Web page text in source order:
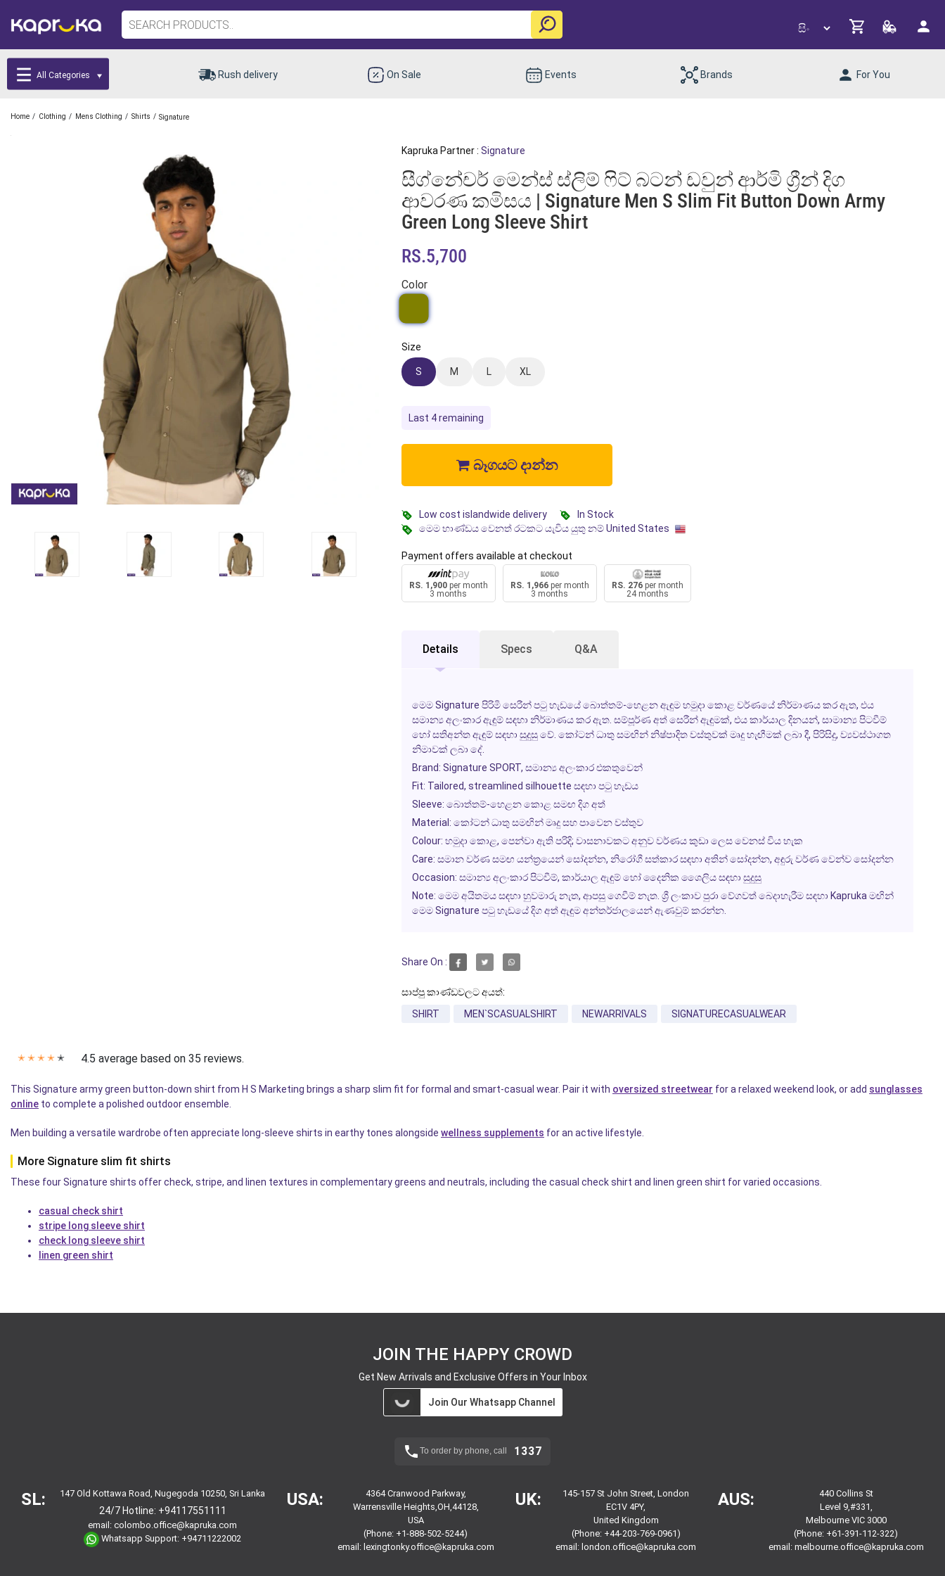
All Categories Rush delivery On Sale Events Brands For You
Home / Clothing / Mens Clothing / Shirts / Signature
Kapruka Partner : Signature
සීග්නේචර් මෙන්ස් ස්ලිම් ෆිට් බටන් ඩවුන් ආර්මි ග්‍රීන් දිග
ආවරණ කමිසය | Signature Men S Slim Fit Button Down Army
Green Long Sleeve Shirt
RS.5,700
Color
Size
S M L XL
Last 4 remaining
බෑගයට දාන්න
Low cost islandwide delivery
In Stock
මෙම භාණ්ඩය වෙනත් රටකට යැවිය යුතු නම් United States
Payment offers available at checkout
RS. 1,900per month
3 months
RS. 1,966per month
3 months
RS. 276per month
24 months
Details Specs Q&A
මෙමSignature පිරිමි සෙරීන් පටු හැඩයේ බොත්තම්-හෙළන ඇඳුම හමුදා කොළ වර්ණයේ නිර්මාණය කර ඇත, එය
සමාන්‍ය අලංකාර ඇඳුම් සඳහා නිර්මාණය කර ඇත. සම්පූර්ණ අත් සෙරීන් ඇඳුමක්, එය කාර්යාල දිනයන්, සාමාන්‍ය පිටවීම්
හෝ සතිඅන්ත ඇඳුම් සඳහා සුදුසු වේ. කෝටන් ධාතු සමඟින් නිෂ්පාදිත වස්තුවක් මෘදු හැඟීමක් ලබා දී, පිරිසිදු, ව්‍යවස්ථාගත
නිමාවක් ලබා දේ.
Brand: Signature SPORT, සමාන්‍ය අලංකාර එකතුවෙන්
Fit: Tailored, streamlined silhouette සඳහා පටු හැඩය
Sleeve: බොත්තම්-හෙළන කොළ සමඟ දිග අත්
Material: කෝටන් ධාතු සමඟින් මෘදු සහ පාවෙන වස්තුව
Colour: හමුදා කොළ, පෙන්වා ඇති පරිදි; වාසනාවකට අනුව වර්ණය කුඩා ලෙස වෙනස් විය හැක
Care: සමාන වර්ණ සමඟ යන්ත්‍රයෙන් සෝදන්න, නිරෝගී සත්කාර සඳහා අතින් සෝදන්න, අඳුරු වර්ණ වෙන්ව සෝදන්න
Occasion: සමාන්‍ය අලංකාර පිටවීම්, කාර්යාල ඇඳුම් හෝ දෛනික ශෛලිය සඳහා සුදුසු
Note: මෙම අයිතමය සඳහා හුවමාරු නැත, ආපසු ගෙවීම් නැත. ශ්‍රී ලංකාව පුරා වේගවත් බෙදාහැරීම සඳහා Kapruka මඟින්
මෙමSignature පටු හැඩයේ දිග අත් ඇඳුම අන්තර්ජාලයෙන් ඇණවුම් කරන්න.
Share On :
සාප්පු කාණ්ඩවලට අයත්:
SHIRT
MEN`SCASUALSHIRT NEWARRIVALS SIGNATURECASUALWEAR
✭ ✭ ✭ ✭ ✭ 4.5 average based on 35 reviews.
This Signature army green button-down shirt from H S Marketing brings a sharp slim fit for formal and smart-casual wear. Pair it with oversized streetwear for a relaxed weekend look, or add sunglasses
online to complete a polished outdoor ensemble.
Men building a versatile wardrobe often appreciate long-sleeve shirts in earthy tones alongside wellness supplements for an active lifestyle.
More Signature slim fit shirts
These four Signature shirts offer check, stripe, and linen textures in complementary greens and neutrals, including the casual check shirt and linen green shirt for varied occasions.
casual check shirt
stripe long sleeve shirt
check long sleeve shirt
linen green shirt
JOIN THE HAPPY CROWD
Get New Arrivals and Exclusive Offers in Your Inbox
Join Our Whatsapp Channel
To order by phone, call 1337
SL: 147 Old Kottawa Road, Nugegoda 10250, Sri Lanka
24/7 Hotline: +94117551111
email:colombo.office@kapruka.com
Whatsapp Support: +94711222002
USA:
4364 Cranwood Parkway,
Warrensville Heights,OH,44128,
USA
(Phone: +1-888-502-5244)
email: lexingtonky.office@kapruka.com
UK:
145-157 St John Street, London
EC1V 4PY,
United Kingdom
(Phone: +44-203-769-0961)
email: london.office@kapruka.com
AUS:
440 Collins St
Level 9,#331,
Melbourne VIC 3000
(Phone: +61-391-112-322)
email: melbourne.office@kapruka.com